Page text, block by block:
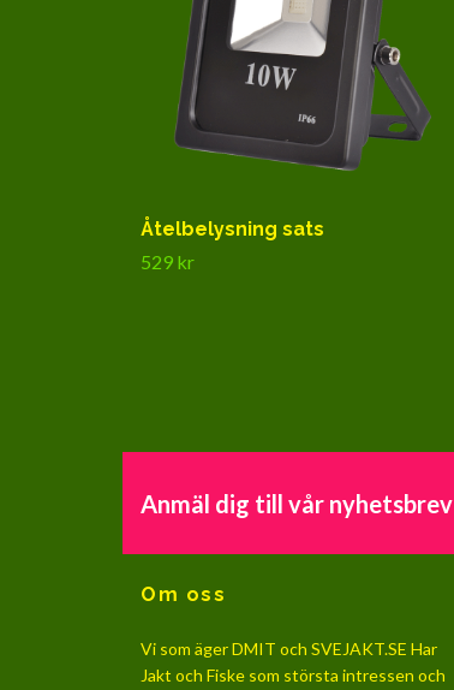
Åtelbelysning sats
529 kr
Anmäl dig till vår nyhetsbrev
Om oss
Vi som äger DMIT och SVEJAKT.SE Har
Jakt och Fiske som största intressen och